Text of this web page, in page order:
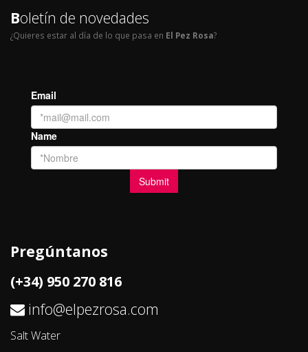
Boletín de novedades
¿Quieres estar al día de lo que pasa en El Pez Rosa?
Pregúntanos
(+34) 950 270 816
info@elpezrosa.com
Salt Water